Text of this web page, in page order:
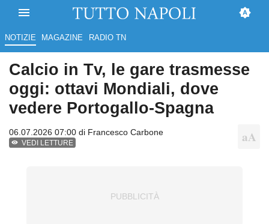
NOTIZIE MAGAZINE RADIO TN
Calcio in Tv, le gare trasmesse
oggi: ottavi Mondiali, dove
vedere Portogallo-Spagna
06.07.2026 07:00 di Francesco Carbone
VEDI LETTURE